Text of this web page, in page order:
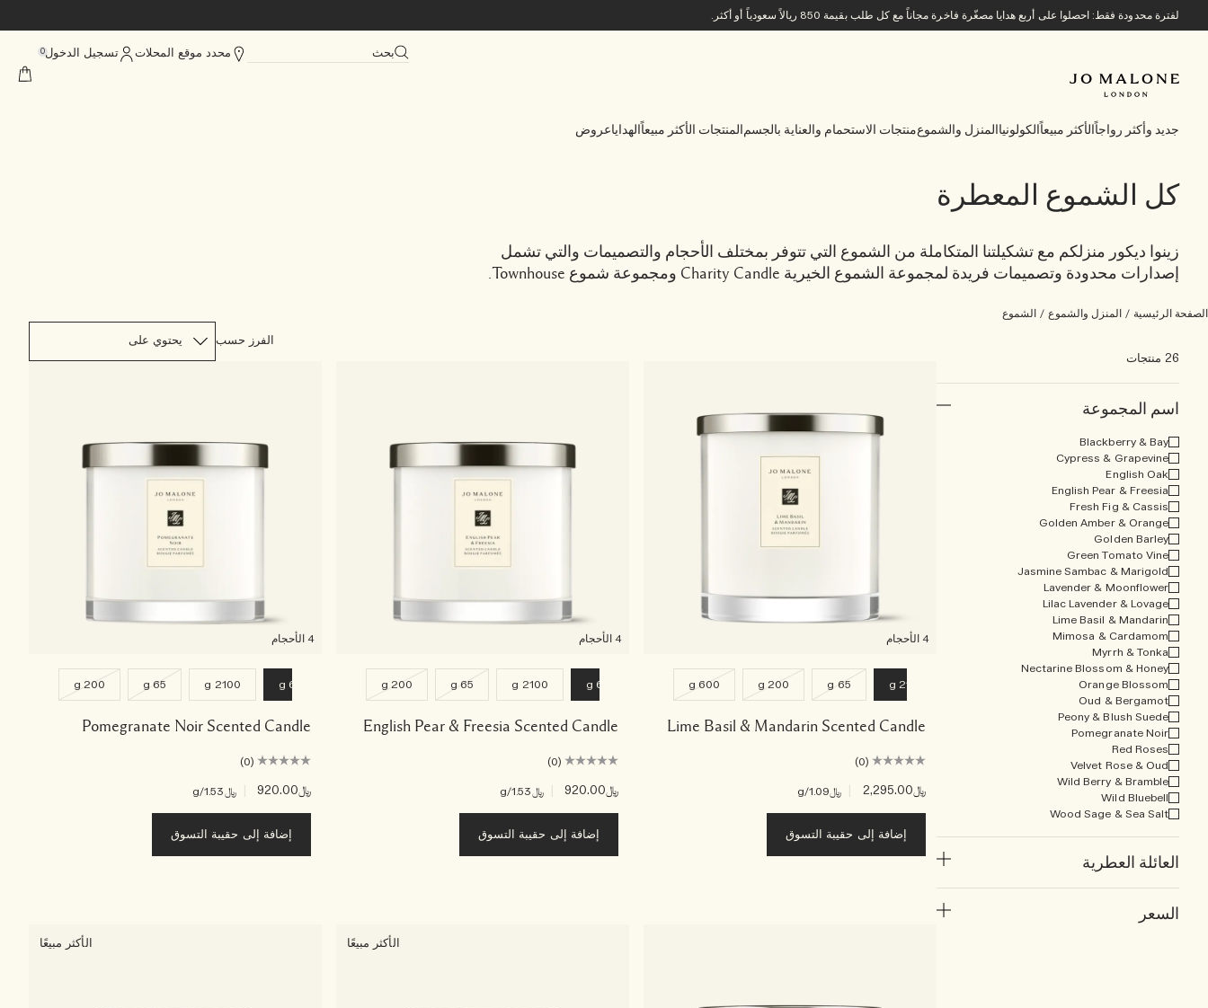
لفترة محدودة فقط: احصلوا على أربع هدايا مصغّرة فاخرة مجاناً مع كل طلب بقيمة 850 ريالاً سعودياً أو أكثر.
بحث محدد موقع المحلات تسجيل الدخول0
جديد وأكثر رواجاً الأكثر مبيعاً الكولونيا المنزل والشموعمنتجات الاستحمام والعناية بالجسم المنتجات الأكثر مبيعاً الهداياعروض
كل الشموع المعطرة
زينوا ديكور منزلكم مع تشكيلتنا المتكاملة من الشموع التي تتوفر بمختلف الأحجام والتصميمات والتي تشمل
إصدارات محدودة وتصميمات فريدة لمجموعة الشموع الخيرية Charity Candle ومجموعة شموع Townhouse.
الصفحة الرئيسية / المنزل والشموع / الشموع
26 منتجات
اسم المجموعة
Blackberry & Bay
Cypress & Grapevine
English Oak
English Pear & Freesia
Fresh Fig & Cassis
Golden Amber & Orange
Golden Barley
Green Tomato Vine
Jasmine Sambac & Marigold
Lavender & Moonflower
Lilac Lavender & Lovage
Lime Basil & Mandarin
Mimosa & Cardamom
Myrrh & Tonka
Nectarine Blossom & Honey
Orange Blossom
Oud & Bergamot
Peony & Blush Suede
Pomegranate Noir
Red Roses
Velvet Rose & Oud
Wild Berry & Bramble
Wild Bluebell
Wood Sage & Sea Salt
العائلة العطرية
السعر
الفرز حسب
4 الأحجام
2100 g
65 g
200 g
600 g
Lime Basil & Mandarin Scented Candle
(0)
﷼2,295.00 ﷼1.09 /g
إضافة إلى حقيبة التسوق
4 الأحجام
600 g
2100 g
65 g
200 g
English Pear & Freesia Scented Candle
(0)
﷼920.00 ﷼1.53 /g
إضافة إلى حقيبة التسوق
4 الأحجام
600 g
2100 g
65 g
200 g
Pomegranate Noir Scented Candle
(0)
﷼920.00 ﷼1.53 /g
إضافة إلى حقيبة التسوق
الأكثر مبيعًا الأكثر مبيعًا